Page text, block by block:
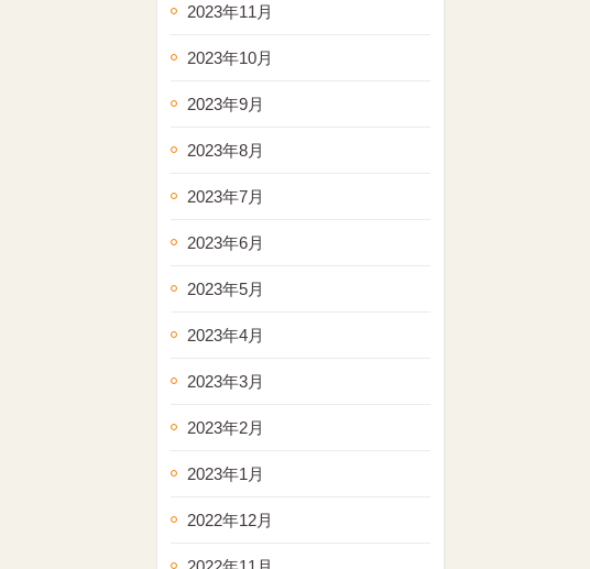
2023年11月
2023年10月
2023年9月
2023年8月
2023年7月
2023年6月
2023年5月
2023年4月
2023年3月
2023年2月
2023年1月
2022年12月